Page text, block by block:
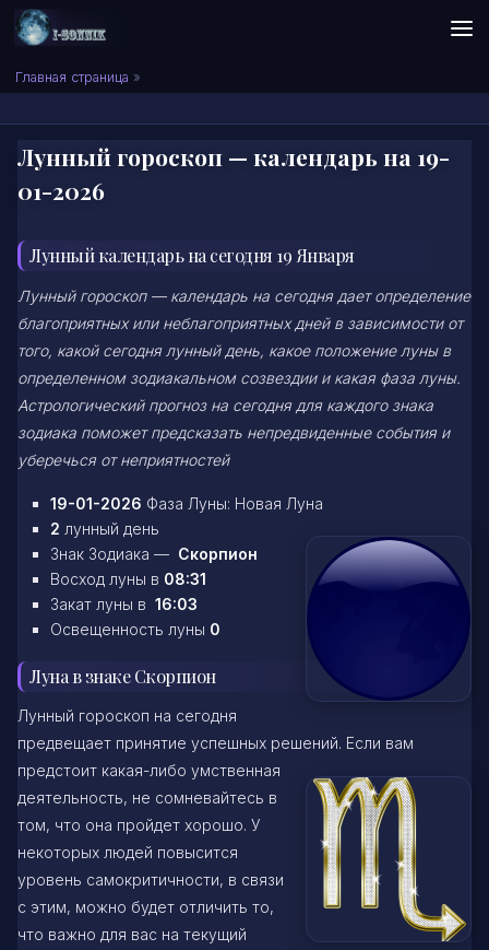
Skip to content
Сонник I-SONNIK.COM
Главная страница »
Лунный гороскоп — календарь на 19-
01-2026
Лунный календарь на сегодня 19 Января
Лунный гороскоп — календарь на сегодня дает определение
благоприятных или неблагоприятных дней в зависимости от
того, какой сегодня лунный день, какое положение луны в
определенном зодиакальном созвездии и какая фаза луны.
Астрологический прогноз на сегодня для каждого знака
зодиака поможет предсказать непредвиденные события и
уберечься от неприятностей
19-01-2026 Фаза Луны: Новая Луна
2 лунный день
Знак Зодиака — Скорпион
Восход луны в 08:31
Закат луны в 16:03
Освещенность луны 0
Луна в знаке Скорпион
Лунный гороскоп на сегодня
предвещает принятие успешных решений. Если вам
предстоит какая-либо умственная
деятельность, не сомневайтесь в
том, что она пройдет хорошо. У
некоторых людей повысится
уровень самокритичности, в связи
с этим, можно будет отличить то,
что важно для вас на текущий